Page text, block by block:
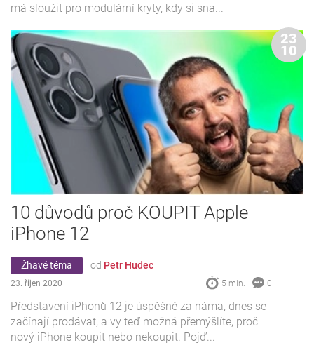
má sloužit pro modulární kryty, kdy si sna...
10 důvodů proč KOUPIT Apple
iPhone 12
Žhavé téma od Petr Hudec
23. říjen 2020 5 min. 0
Představení iPhonů 12 je úspěšně za náma, dnes se
začínají prodávat, a vy teď možná přemýšlíte, proč
nový iPhone koupit nebo nekoupit. Pojď...
23
10